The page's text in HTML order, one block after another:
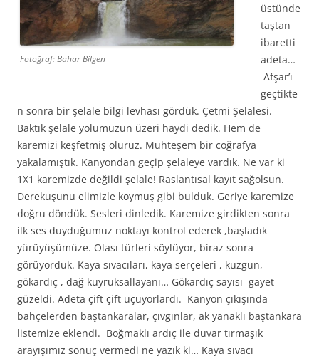
Fotoğraf: Bahar Bilgen
üstünde
taştan
ibaretti
adeta…
Afşar’ı
geçtikte
n sonra bir şelale bilgi levhası gördük. Çetmi Şelalesi.
Baktık şelale yolumuzun üzeri haydi dedik. Hem de
karemizi keşfetmiş oluruz. Muhteşem bir coğrafya
yakalamıştık. Kanyondan geçip şelaleye vardık. Ne var ki
1X1 karemizde değildi şelale! Raslantısal kayıt sağolsun.
Derekuşunu elimizle koymuş gibi bulduk. Geriye karemize
doğru döndük. Sesleri dinledik. Karemize girdikten sonra
ilk ses duyduğumuz noktayı kontrol ederek ,başladık
yürüyüşümüze. Olası türleri söylüyor, biraz sonra
görüyorduk. Kaya sıvacıları, kaya serçeleri , kuzgun,
gökardıç , dağ kuyruksallayanı… Gökardıç sayısı gayet
güzeldi. Adeta çift çift uçuyorlardı. Kanyon çıkışında
bahçelerden baştankaralar, çıvgınlar, ak yanaklı baştankara
listemize eklendi. Boğmaklı ardıç ile duvar tırmaşık
arayışımız sonuç vermedi ne yazık ki… Kaya sıvacı